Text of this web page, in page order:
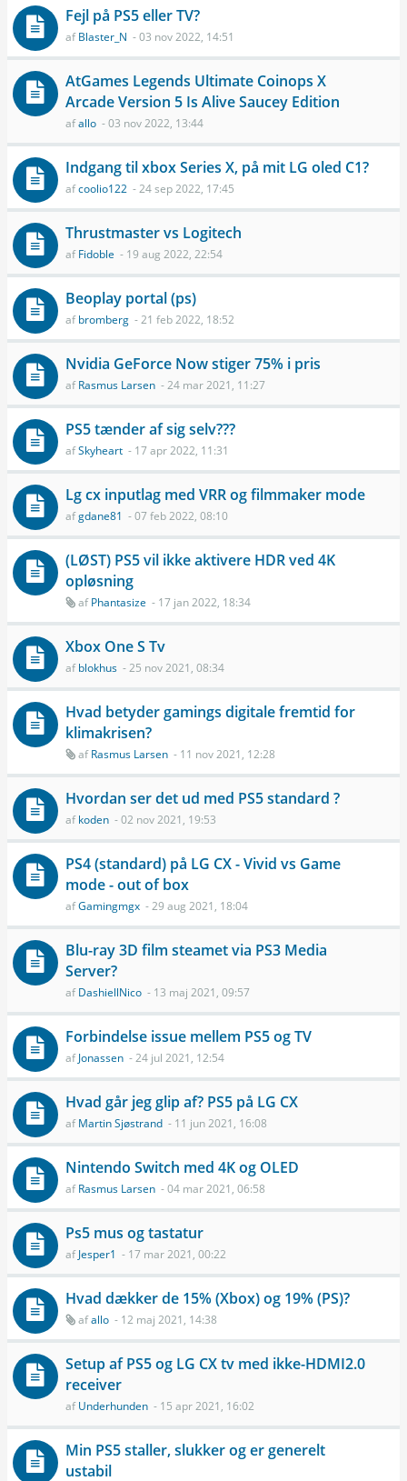
Fejl på PS5 eller TV?
afBlaster_N - 03 nov 2022, 14:51
AtGames Legends Ultimate Coinops X
Arcade Version 5 Is Alive Saucey Edition
afallo - 03 nov 2022, 13:44
Indgang til xbox Series X, på mit LG oled C1?
afcoolio122 - 24 sep 2022, 17:45
Thrustmaster vs Logitech
afFidoble - 19 aug 2022, 22:54
Beoplay portal (ps)
afbromberg - 21 feb 2022, 18:52
Nvidia GeForce Now stiger 75% i pris
afRasmus Larsen - 24 mar 2021, 11:27
PS5 tænder af sig selv???
afSkyheart - 17 apr 2022, 11:31
Lg cx inputlag med VRR og filmmaker mode
afgdane81 - 07 feb 2022, 08:10
(LØST) PS5 vil ikke aktivere HDR ved 4K
opløsning
afPhantasize - 17 jan 2022, 18:34
Xbox One S Tv
afblokhus - 25 nov 2021, 08:34
Hvad betyder gamings digitale fremtid for
klimakrisen?
afRasmus Larsen - 11 nov 2021, 12:28
Hvordan ser det ud med PS5 standard ?
afkoden - 02 nov 2021, 19:53
PS4 (standard) på LG CX - Vivid vs Game
mode - out of box
afGamingmgx - 29 aug 2021, 18:04
Blu-ray 3D film steamet via PS3 Media
Server?
afDashiellNico - 13 maj 2021, 09:57
Forbindelse issue mellem PS5 og TV
afJonassen - 24 jul 2021, 12:54
Hvad går jeg glip af? PS5 på LG CX
afMartin Sjøstrand - 11 jun 2021, 16:08
Nintendo Switch med 4K og OLED
afRasmus Larsen - 04 mar 2021, 06:58
Ps5 mus og tastatur
afJesper1 - 17 mar 2021, 00:22
Hvad dækker de 15% (Xbox) og 19% (PS)?
afallo - 12 maj 2021, 14:38
Setup af PS5 og LG CX tv med ikke-HDMI2.0
receiver
afUnderhunden - 15 apr 2021, 16:02
Min PS5 staller, slukker og er generelt
ustabil